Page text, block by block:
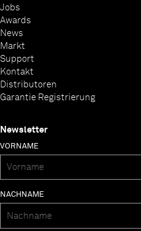
Jobs
Awards
News
Markt
Support
Kontakt
Distributoren
Garantie Registrierung
Newsletter
VORNAME
NACHNAME